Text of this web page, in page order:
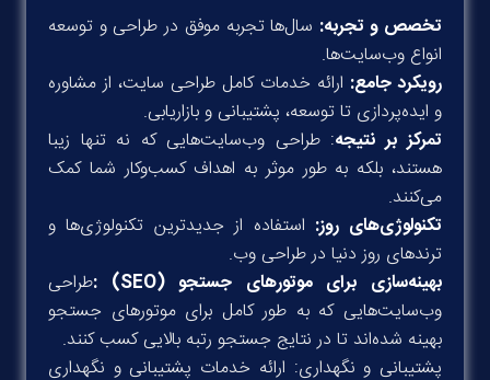
تخصص و تجربه: سال‌ها تجربه موفق در طراحی و توسعه
انواع وب‌سایت‌ها.
رویکرد جامع: ارائه خدمات کامل طراحی سایت، از مشاوره
و ایده‌پردازی تا توسعه، پشتیبانی و بازاریابی.
تمرکز بر نتیجه: طراحی وب‌سایت‌هایی که نه تنها زیبا
هستند، بلکه به طور موثر به اهداف کسب‌وکار شما کمک
می‌کنند.
تکنولوژی‌های روز: استفاده از جدیدترین تکنولوژی‌ها و
ترندهای روز دنیا در طراحی وب.
بهینه‌سازی برای موتورهای جستجو : (SEO)طراحی
وب‌سایت‌هایی که به طور کامل برای موتورهای جستجو
بهینه شده‌اند تا در نتایج جستجو رتبه بالایی کسب کنند.
پشتیبانی و نگهداری: ارائه خدمات پشتیبانی و نگهداری